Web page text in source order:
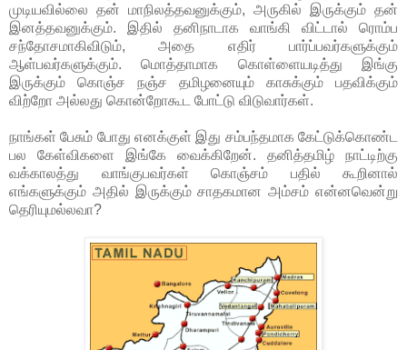
முடியவில்லை தன் மாநிலத்தவனுக்கும், அருகில் இருக்கும் தன்
இனத்தவனுக்கும். இதில் தனிநாடாக வாங்கி விட்டால் ரொம்ப
சந்தோசமாகிவிடும், அதை எதிர் பார்ப்பவர்களுக்கும்
ஆள்பவர்களுக்கும். மொத்தாமாக கொள்ளையடித்து இங்கு
இருக்கும் கொஞ்ச நஞ்ச தமிழனையும் காசுக்கும் பதவிக்கும்
விற்றோ அல்லது கொன்றோகூட போட்டு விடுவார்கள்.
நாங்கள் பேசும் போது எனக்குள் இது சம்பந்தமாக கேட்டுக்கொண்ட
பல கேள்விகளை இங்கே வைக்கிறேன். தனித்தமிழ் நாட்டிற்கு
வக்காலத்து வாங்குபவர்கள் கொஞ்சம் பதில் கூறினால்
எங்களுக்கும் அதில் இருக்கும் சாதகமான அம்சம் என்னவென்று
தெரியுமல்லவா?